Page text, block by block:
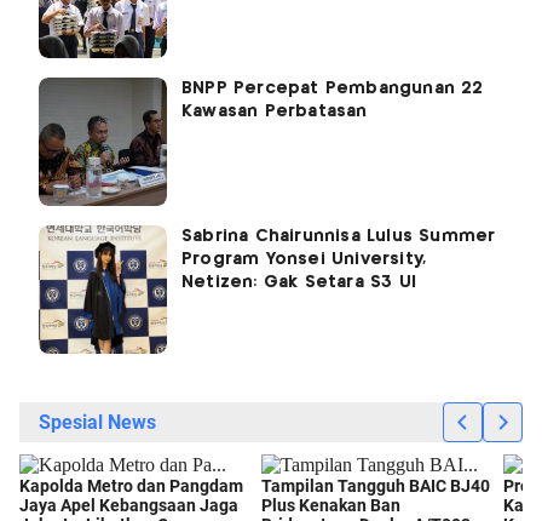
BNPP Percepat Pembangunan 22
Kawasan Perbatasan
Sabrina Chairunnisa Lulus Summer
Program Yonsei University,
Netizen: Gak Setara S3 UI